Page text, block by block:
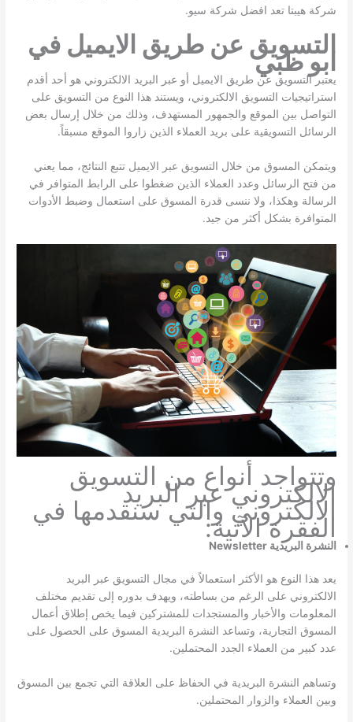
شركة هيبتا تعد افضل شركة سيو.
التسويق عن طريق الايميل في
ابو ظبي
يعتبر التسويق عن طريق الايميل أو عبر البريد الالكتروني هو أحد أقدم
استراتيجيات التسويق الالكتروني، ويستند هذا النوع من التسويق على
التواصل بين الموقع والجمهور المستهدف، وذلك من خلال إرسال بعض
الرسائل التسويقية على بريد العملاء الذين زاروا الموقع مسبقاً.
ويتمكن المسوق من خلال التسويق عبر الايميل تتبع النتائج، مما يعني
من فتح الرسائل وعدد العملاء الذين ضغطوا على الرابط المتوافر في
الرسالة وهكذا، ولا ننسى قدرة المسوق على استعمال وضبط الأدوات
المتوافرة بشكل أكثر من جيد.
وتتواجد أنواع من التسويق
الالكتروني عبر البريد
الالكتروني والتي سنقدمها في
الفقرة الآتية:
النشرة البريدية Newsletter
يعد هذا النوع هو الأكثر استعمالاً في مجال التسويق عبر البريد
الالكتروني على الرغم من بساطته، ويهدف بدوره إلى تقديم مختلف
المعلومات والأخبار والمستجدات للمشتركين فيما يخص إطلاق أعمال
المسوق التجارية، وتساعد النشرة البريدية المسوق على الحصول على
عدد كبير من العملاء الجدد المحتملين.
وتساهم النشرة البريدية في الحفاظ على العلاقة التي تجمع بين المسوق
وبين العملاء والزوار المحتملين.